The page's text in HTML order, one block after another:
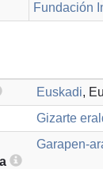
Fundación
Euskadi,
Gizarte
Garapen-